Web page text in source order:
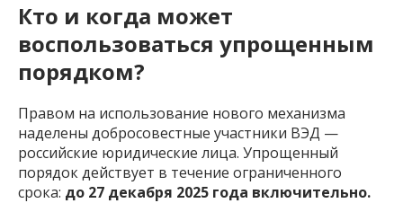
Кто и когда может
воспользоваться упрощенным
порядком?
Правом на использование нового механизма
наделены добросовестные участники ВЭД —
российские юридические лица. Упрощенный
порядок действует в течение ограниченного
срока: до 27 декабря 2025 года включительно.